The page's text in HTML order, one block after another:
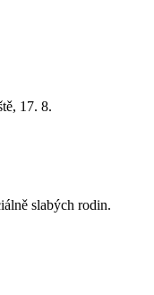
17. 8.
slabých rodin.